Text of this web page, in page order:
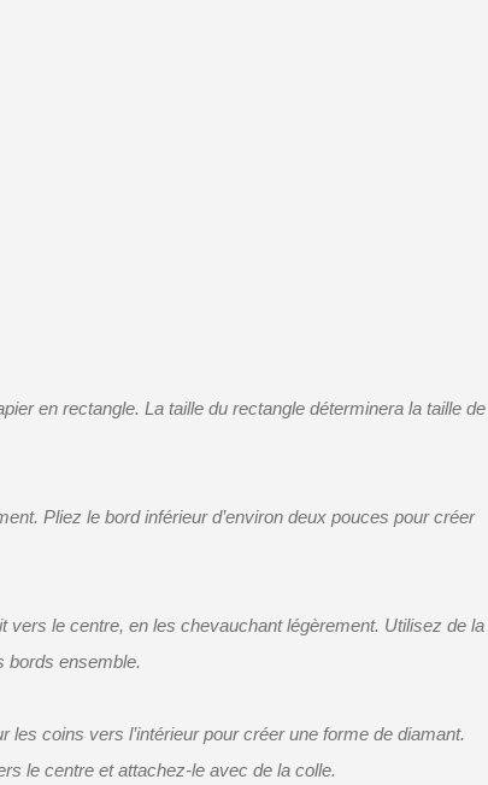
en rectangle. La taille du rectangle déterminera la taille de
Pliez le bord inférieur d’environ deux pouces pour créer
vers le centre, en les chevauchant légèrement. Utilisez de la
bords ensemble.
coins vers l’intérieur pour créer une forme de diamant.
le centre et attachez-le avec de la colle.